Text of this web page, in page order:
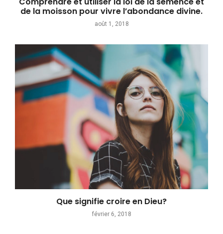
de la moisson pour vivre l’abondance divine.
août 1, 2018
Que signifie croire en Dieu?
février 6, 2018